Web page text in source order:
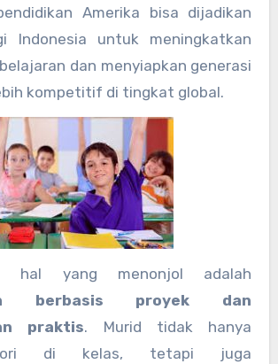
Amerika bisa dijadikan
Indonesia untuk meningkatkan
dan menyiapkan generasi
kompetitif di tingkat global.
hal yang menonjol adalah
berbasis proyek dan
praktis. Murid tidak hanya
di kelas, tetapi juga